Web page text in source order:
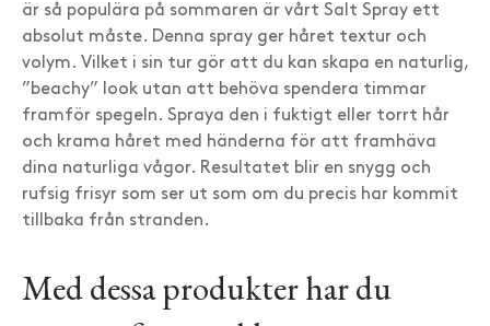
är så populära på sommaren är vårt Salt Spray ett
absolut måste. Denna spray ger håret textur och
volym. Vilket i sin tur gör att du kan skapa en naturlig,
”beachy” look utan att behöva spendera timmar
framför spegeln. Spraya den i fuktigt eller torrt hår
och krama håret med händerna för att framhäva
dina naturliga vågor. Resultatet blir en snygg och
rufsig frisyr som ser ut som om du precis har kommit
tillbaka från stranden.
Med dessa produkter har du